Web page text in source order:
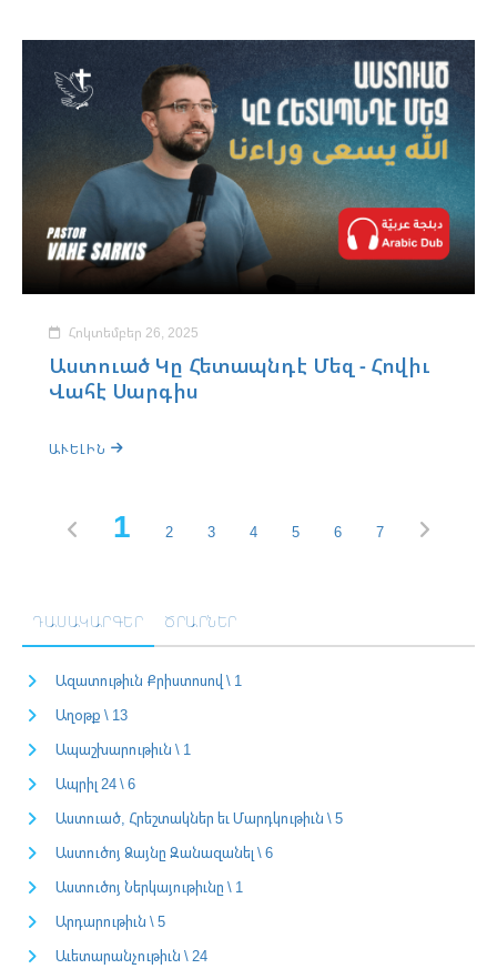
Հոկտեմբեր 26, 2025
Աստուած Կը Հետապնդէ Մեզ - Հովիւ
Վահէ Սարգիս
ԱՒԵԼԻՆ
1 2 3 4 5 6 7
ԴԱՍԱԿԱՐԳԵՐ ԾՐԱՐՆԵՐ
Ազատութիւն Քրիստոսով \ 1
Աղօթք \ 13
Ապաշխարութիւն \ 1
Ապրիլ 24 \ 6
Աստուած, Հրեշտակներ եւ Մարդկութիւն \ 5
Աստուծոյ Ձայնը Զանազանել \ 6
Աստուծոյ Ներկայութիւնը \ 1
Արդարութիւն \ 5
Աւետարանչութիւն \ 24